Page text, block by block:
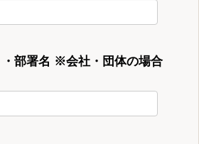
部署名 ※会社・団体の場合